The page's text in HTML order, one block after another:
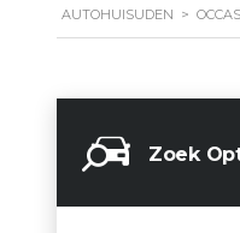
AUTOHUISUDEN >
Zoek